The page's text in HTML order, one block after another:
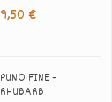
9,50 €
PUNO FINE -
RHUBARB